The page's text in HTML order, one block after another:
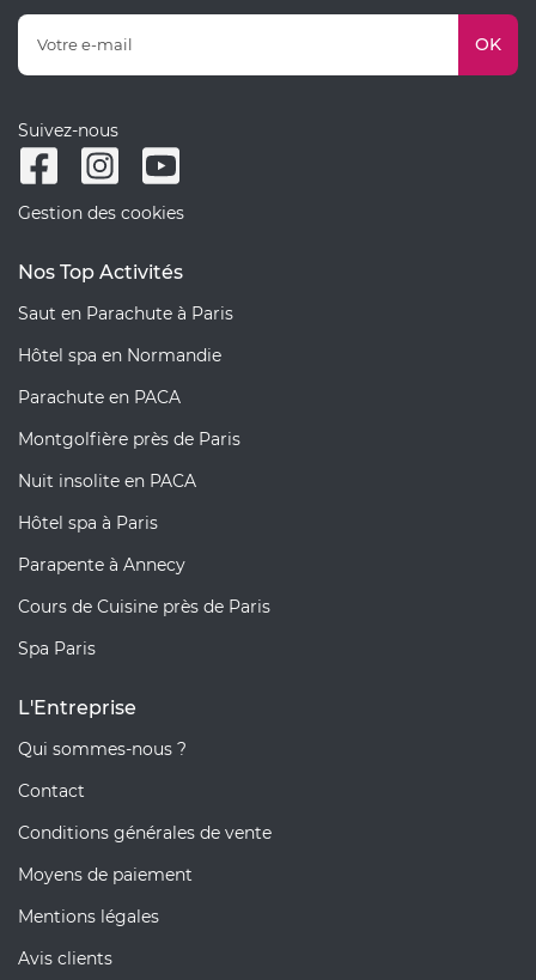
OK
Suivez-nous
Gestion des cookies
Nos Top Activités
Saut en Parachute à Paris
Hôtel spa en Normandie
Parachute en PACA
Montgolfière près de Paris
Nuit insolite en PACA
Hôtel spa à Paris
Parapente à Annecy
Cours de Cuisine près de Paris
Spa Paris
L'Entreprise
Qui sommes-nous ?
Contact
Conditions générales de vente
Moyens de paiement
Mentions légales
Avis clients